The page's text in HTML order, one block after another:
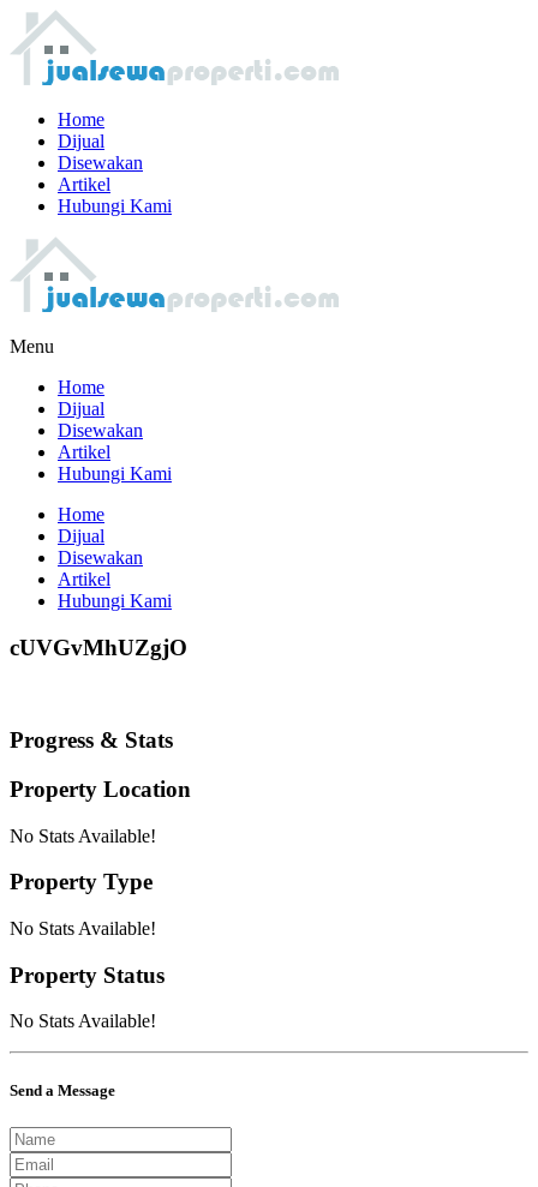
Home
Dijual
Disewakan
Artikel
Hubungi Kami
Menu
Home
Dijual
Disewakan
Artikel
Hubungi Kami
Home
Dijual
Disewakan
Artikel
Hubungi Kami
cUVGvMhUZgjO
Progress & Stats
Property Location
No Stats Available!
Property Type
No Stats Available!
Property Status
No Stats Available!
Send a Message